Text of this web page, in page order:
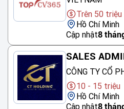
Trên 50 triệu
Hồ Chí Minh
Cập nhật8
SALES
CÔNG TY CỔ
10 - 15 triệu
Hồ Chí Minh
Cập nhật8